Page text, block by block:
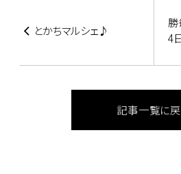
とかちマルシェ♪
4
記事一覧に